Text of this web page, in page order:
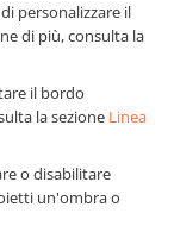
personalizzare il
di più, consulta la
il bordo
la sezione Linea
o disabilitare
un'ombra o